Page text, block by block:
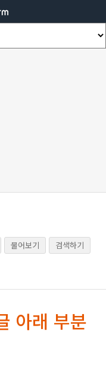
물어보기
검색하기
아래 부분